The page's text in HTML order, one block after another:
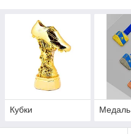
Кубки Медаль